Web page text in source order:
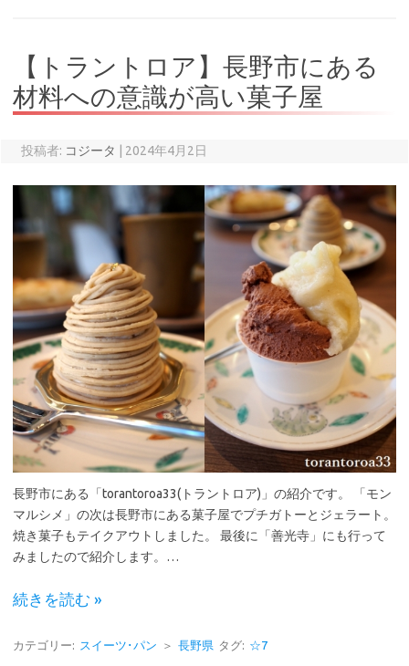
【トラントロア】長野市にある
材料への意識が高い菓子屋
投稿者: コジータ 2024年4月2日
長野市にある「torantoroa33(トラントロア)」の紹介です。 「モン
マルシメ」の次は長野市にある菓子屋でプチガトーとジェラート。
焼き菓子もテイクアウトしました。 最後に「善光寺」にも行って
みましたので紹介します。…
続きを読む »
カテゴリー: スイーツ･パン ＞ 長野県 タグ: ☆7